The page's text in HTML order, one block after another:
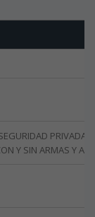
PRIVADA
Y SIN ARMAS Y